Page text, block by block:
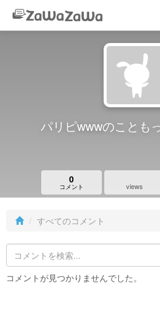
パリピwwwのことも
0
コメント views
すべてのコメント
コメントが見つかりませんでした。